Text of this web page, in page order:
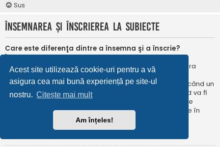
Acest site utilizează cookie-uri pentru a vă
asigura cea mai bună experiență pe site-ul
nostru. Citește mai mult
Am înțeles!
Sus
Însemnarea şi înscrierea la subiecte
Care este diferenţa dintre a însemna şi a înscrie?
În phpBB 3.0 însemnarea era foarte asemănătoare cu
însemnarea în browser-ul web. Nu eraţi notificat când era
publicat un răspuns. În phpBB 3.1, însemnarea este
asemănătoarea înscrierii la un subiect. Puteți fi notificat când un
subiect este actualizat. Înscriindu-vă, veţi fi notificat când va fi
publicat un răspuns în subiectul sau în forum. Opțiunile de
notificare pentru însemnare și înscriere pot fi configurate în
Panoul utilizatorului, sub “Preferințe forum”.